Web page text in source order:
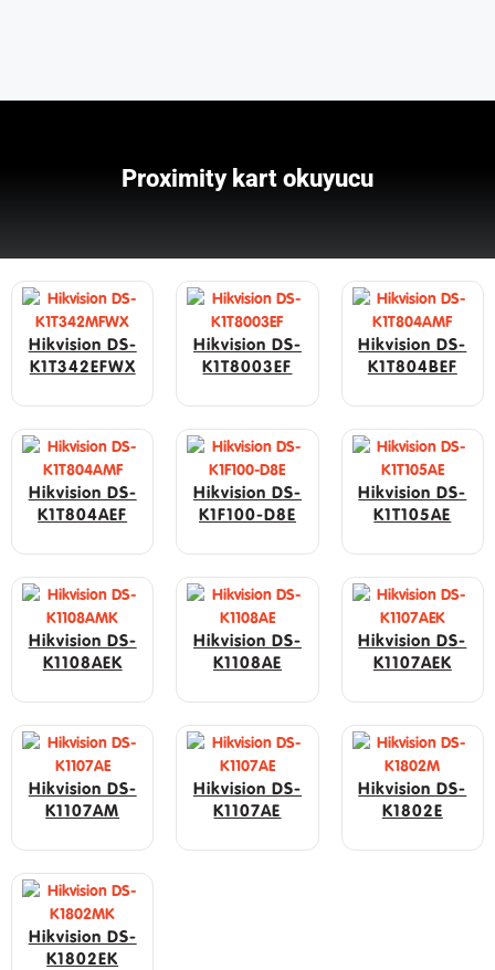
Proximity kart okuyucu
Hikvision DS-
K1T342EFWX
Hikvision DS-
K1T8003EF
Hikvision DS-
K1T804BEF
Hikvision DS-
K1T804AEF
Hikvision DS-
K1F100-D8E
Hikvision DS-
K1T105AE
Hikvision DS-
K1108AEK
Hikvision DS-
K1108AE
Hikvision DS-
K1107AEK
Hikvision DS-
K1107AM
Hikvision DS-
K1107AE
Hikvision DS-
K1802E
Hikvision DS-
K1802EK